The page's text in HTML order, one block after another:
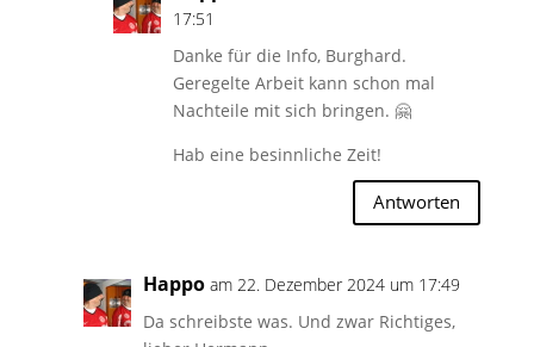
17:51
Danke für die Info, Burghard.
Geregelte Arbeit kann schon mal
Nachteile mit sich bringen. 🤗
Hab eine besinnliche Zeit!
Antworten
Happo am 22. Dezember 2024 um 17:49
Da schreibste was. Und zwar Richtiges,